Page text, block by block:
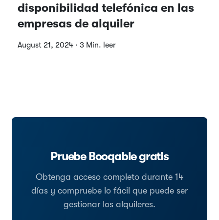
disponibilidad telefónica en las
empresas de alquiler
August 21, 2024 · 3 Min. leer
Pruebe Booqable gratis
Obtenga acceso completo durante 14
días y compruebe lo fácil que puede ser
gestionar los alquileres.